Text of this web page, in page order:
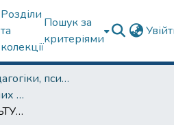
Розділи
та
колекції
Пошук за
критеріями
Кафедра педагогіки, психології, початкової освіти та освітнього менеджменту
Анотації до дипломних робіт
ФОРМУВАННЯ КУЛЬТУРИ САМООРГАНІЗАЦІЇ МАЙБУТНІХ УЧИТЕЛІВ ПОЧАТКОВОЇ ШКОЛИ В ПРОЦЕСІ ФАХОВОЇ ПІДГОТОВКИ